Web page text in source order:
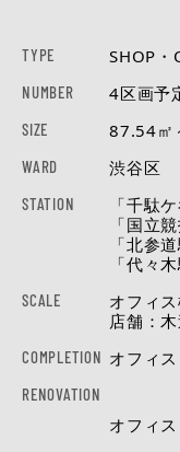
TYPE SHOP・
NUMBER 4区画予
SIZE 87.54㎡
WARD 渋谷区
STATION
「千駄
「国立
「北参
「代々
SCALE
オフィ
店舗：
COMPLETION オフィ
RENOVATION
オフィ